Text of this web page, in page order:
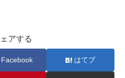
アする
Facebook はてブ